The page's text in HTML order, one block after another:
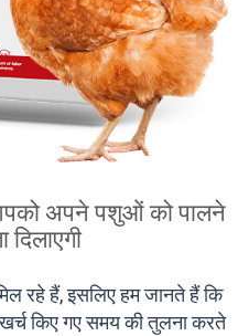
अपने पशुओं को पालने
रहे हैं, इसलिए हम जानते हैं कि
किए गए समय की तुलना करते